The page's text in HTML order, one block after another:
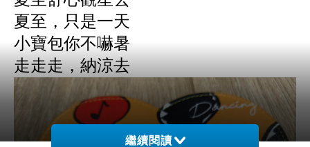
夏至，只是一天
小寶包你不嚇暑
走走走，納涼去
繼續閱讀